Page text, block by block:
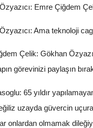
Emre Çiğdem
Ama teknoloji
Çelik: Gökhan
görevinizi paylaşın
65 yıldır
uzayda güvercin
onlardan olmamak